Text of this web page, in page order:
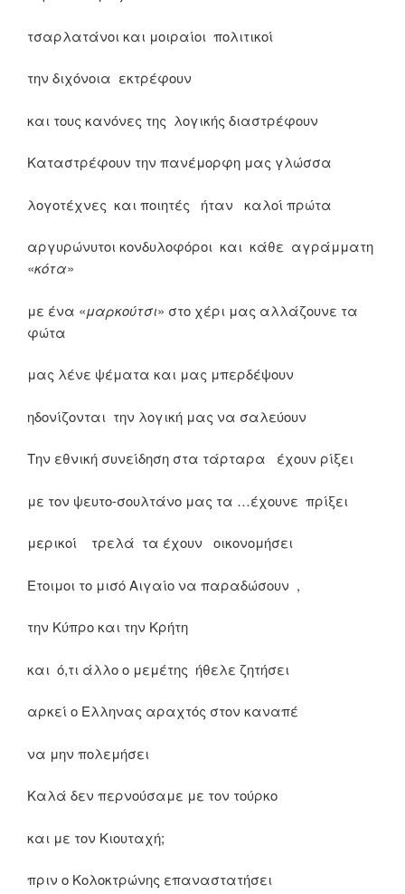
τσαρλατάνοι και μοιραίοι πολιτικοί
την διχόνοια εκτρέφουν
και τους κανόνες της λογικής διαστρέφουν
Καταστρέφουν την πανέμορφη μας γλώσσα
λογοτέχνες και ποιητές ήταν καλοί πρώτα
αργυρώνυτοι κονδυλοφόροι και κάθε αγράμματη
«κότα»
με ένα «μαρκούτσι» στο χέρι μας αλλάζουνε τα
φώτα
μας λένε ψέματα και μας μπερδέψουν
ηδονίζονται την λογική μας να σαλεύουν
Την εθνική συνείδηση στα τάρταρα έχουν ρίξει
με τον ψευτο-σουλτάνο μας τα …έχουνε πρίξει
μερικοί τρελά τα έχουν οικονομήσει
Ετοιμοι το μισό Αιγαίο να παραδώσουν ,
την Κύπρο και την Κρήτη
και ό,τι άλλο ο μεμέτης ήθελε ζητήσει
αρκεί ο Ελληνας αραχτός στον καναπέ
να μην πολεμήσει
Καλά δεν περνούσαμε με τον τούρκο
και με τον Κιουταχή;
πριν ο Κολοκτρώνης επαναστατήσει